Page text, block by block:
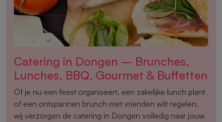
Catering in Dongen – Brunches,
Lunches, BBQ, Gourmet & Buffetten
Of je nu een feest organiseert, een zakelijke lunch plant
of een ontspannen brunch met vrienden wilt regelen,
wij verzorgen de catering in Dongen volledig naar jouw